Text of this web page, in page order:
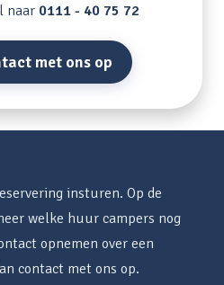
naar 0111 - 40 75 72
met ons op
insturen. Op de
welke huur campers nog
opnemen over een
contact met ons op.